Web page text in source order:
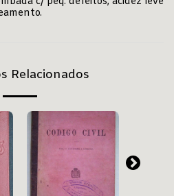
Relacionados